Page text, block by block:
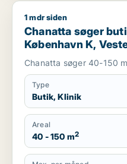
Chanatta søger butik
1 mdr siden
Chanatta søger
København K,
Frederiksberg m.fl.
Chanatta søger 40-150
Type
Butik, Klinik
Areal
40 - 150 m2